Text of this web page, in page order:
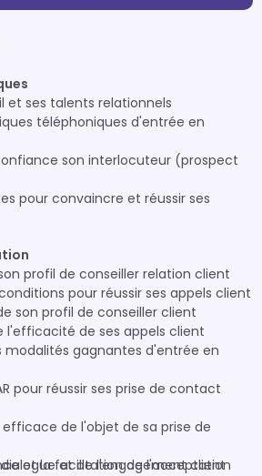
et ses talents relationnels
téléphoniques d'entrée en
son interlocuteur (prospect
pour convaincre et réussir ses
profil de conseiller relation client
pour réussir ses appels client
son profil de conseiller client
l'efficacité de ses appels client
modalités gagnantes d'entrée en
pour réussir ses prise de contact
de l'objet de sa prise de
et de l'engagement client
et la facilitation de l'acceptation